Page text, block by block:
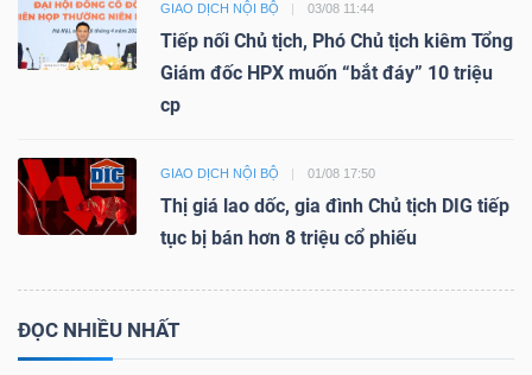
GIAO DỊCH NỘI BỘ 03/08 11:44
Tiếp nối Chủ tịch, Phó Chủ tịch kiêm Tổng
Giám đốc HPX muốn “bắt đáy” 10 triệu
cp
GIAO DỊCH NỘI BỘ 01/08 17:50
Thị giá lao dốc, gia đình Chủ tịch DIG tiếp
tục bị bán hơn 8 triệu cổ phiếu
ĐỌC NHIỀU NHẤT